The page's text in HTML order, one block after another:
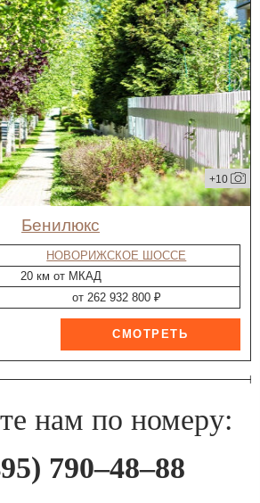
+10
Бенилюкс
НОВОРИЖСКОЕ ШОССЕ
20 км от МКАД
от 262 932 800 ₽
нам по номеру:
790–48–88